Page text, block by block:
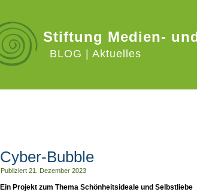
Stiftung Medien-
BLOG | Aktuelles
Cyber-Bubble
Publiziert 21. Dezember 2023
Ein Projekt zum Thema Schönheitsideale und Selbstliebe